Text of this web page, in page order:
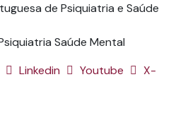
Saúde Mental
Linkedin Youtube
X-